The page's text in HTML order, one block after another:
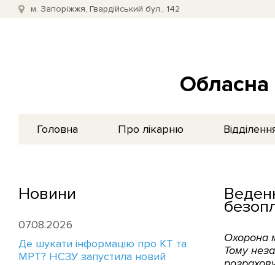
м. Запоріжжя, Гвардійський бул., 142
Обласна
Головна Про лікарню
Новини
07.08.2026
Де шукати інформацію про КТ та
МРТ? НСЗУ запустила новий
Охорона
Тому